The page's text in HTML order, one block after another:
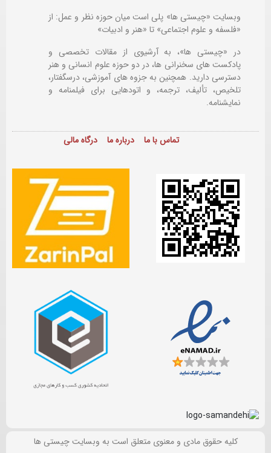
وبسایت «چیستی ها» پلی است میان حوزه نظر و عمل: از
«فلسفه و علوم اجتماعی» تا «هنر و ادبیات»
در «چیستی ها»، به آرشیوی از مقالات تخصصی و
پادکست های سخنرانی ها، در دو حوزه علوم انسانی و هنر
دسترسی دارید. همچنین به جزوه های آموزشی، درسگفتار،
تلخیص، تألیف، ترجمه، و اتودهایی برایفیلمنامه و
نمایشنامه.
تماس با ما درباره ما درگاه مالی
کلیه حقوق مادی و معنوی متعلق است به وبسایت چیستی ها